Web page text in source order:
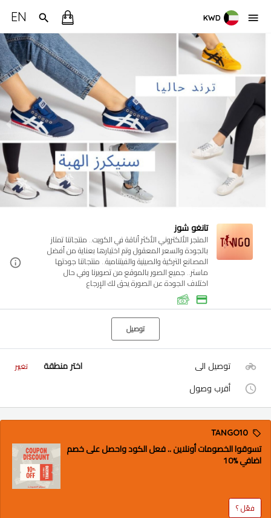
KWD
EN
تانغو شوز
المتجر الألكتروني الأكثر أناقة في الكويت.. منتجاتنا تمتاز
بالجودة والسعر المعقول وتم اختيارها بعناية من أفضل
المصانع التركية والصينية والفيتنامية.. منتجاتنا جودتها
ماستر.. جميع الصور بالموقع من تصويرنا وفي حال
اختلاف الجودة عن الصورة يحق لك الإرجاع
توصيل
توصيل الى اختر منطقة تغيير
أقرب وصول
TANGO10
تسوقوا الخصومات أونلاين .. فعل الكود واحصل على خصم
اضافي %10
فعّل ؟